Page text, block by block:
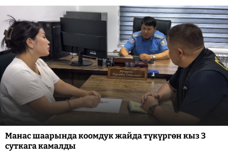
Манас шаарында коомдук жайда түкүргөн кыз 3
суткага камалды